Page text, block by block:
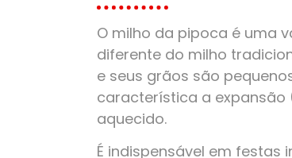
O milho da pipoca é uma
diferente do milho
e seus grãos são
característica a expansão
aquecido.
É indispensável em festas